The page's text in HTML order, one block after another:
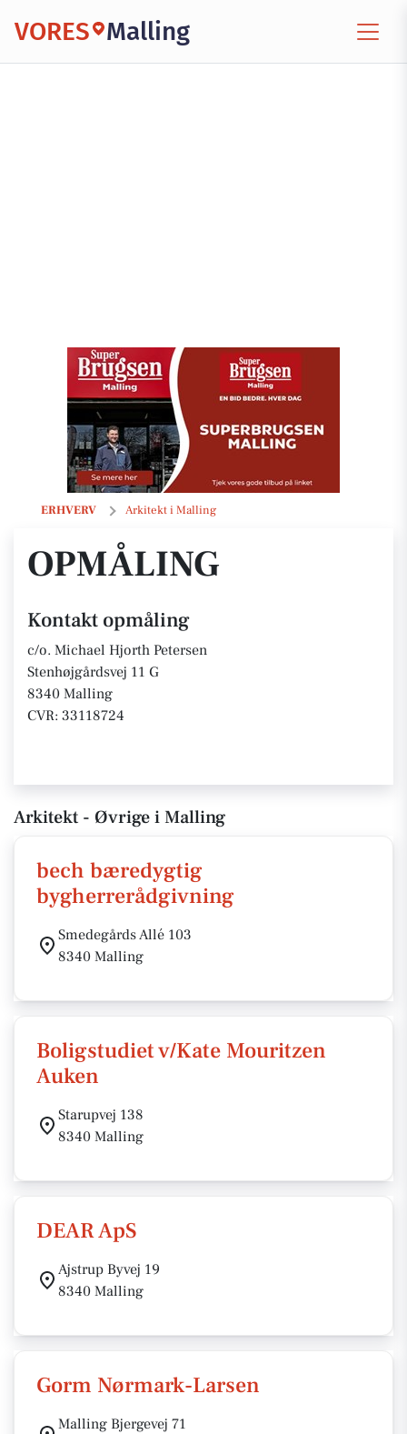
VORES Malling
ERHVERV Arkitekt i Malling
opmåling
OPMÅLING
Kontakt opmåling
c/o. Michael Hjorth Petersen
Stenhøjgårdsvej 11 G
8340 Malling
CVR: 33118724
Arkitekt - Øvrige i Malling
bech bæredygtig
bygherrerådgivning
Smedegårds Allé 103
8340 Malling
Boligstudiet v/Kate Mouritzen
Auken
Starupvej 138
8340 Malling
DEAR ApS
Ajstrup Byvej 19
8340 Malling
Gorm Nørmark-Larsen
Malling Bjergevej 71